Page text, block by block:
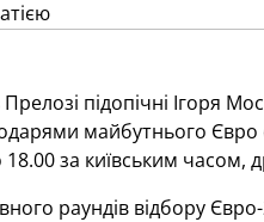
підопічні Ігоря
майбутнього
за київським часом,
раундів відбору Євро-